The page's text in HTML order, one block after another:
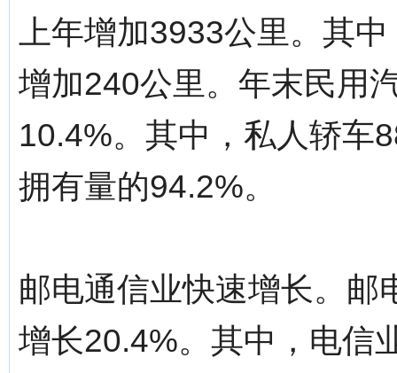
上年增加3933公里。其
增加240公里。年末民用
10.4%。其中，私人轿车
拥有量的94.2%。
邮电通信业快速增长。邮
增长20.4%。其中，电信